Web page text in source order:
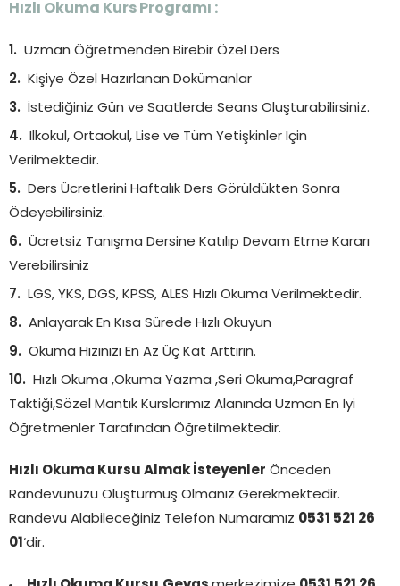
Hızlı Okuma Kurs Programı :
Uzman Öğretmenden Birebir Özel Ders
Kişiye Özel Hazırlanan Dokümanlar
İstediğiniz Gün ve Saatlerde Seans Oluşturabilirsiniz.
İlkokul, Ortaokul, Lise ve Tüm Yetişkinler İçin
Verilmektedir.
Ders Ücretlerini Haftalık Ders Görüldükten Sonra
Ödeyebilirsiniz.
Ücretsiz Tanışma Dersine Katılıp Devam Etme Kararı
Verebilirsiniz
LGS, YKS, DGS, KPSS, ALES Hızlı Okuma Verilmektedir.
Anlayarak En Kısa Sürede Hızlı Okuyun
Okuma Hızınızı En Az Üç Kat Arttırın.
Hızlı Okuma ,Okuma Yazma ,Seri Okuma,Paragraf
Taktiği,Sözel Mantık Kurslarımız Alanında Uzman En İyi
Öğretmenler Tarafından Öğretilmektedir.
Hızlı Okuma Kursu Almak İsteyenler Önceden
Randevunuzu Oluşturmuş Olmanız Gerekmektedir.
Randevu Alabileceğiniz Telefon Numaramız 0531 521 26
01 ‘dir.